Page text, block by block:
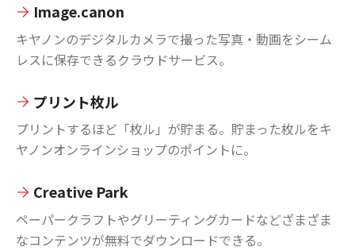
Image.canon
キヤノンのデジタルカメラで撮った写真・動画をシーム
レスに保存できるクラウドサービス。
プリント枚ル
プリントするほど「枚ル」が貯まる。貯まった枚ルをキ
ヤノンオンラインショップのポイントに。
Creative Park
ペーパークラフトやグリーティングカードなどざまざま
なコンテンツが無料でダウンロードできる。